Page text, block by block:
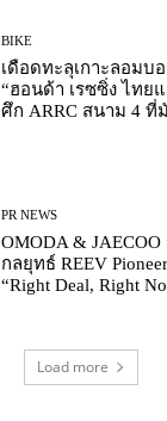
BIKE
เดือดทะลุเกาะลอมบ
“ฮอนด้า เรซซิ่ง ไทย
ศึก ARRC สนาม 4 ที่
PR NEWS
OMODA &
กลยุทธ์ REEV
“Right Deal, Right
Load more